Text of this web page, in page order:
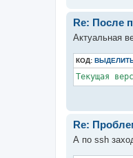
Re: После
Актуальная
КОД:
Текущая
Re:
А по ssh